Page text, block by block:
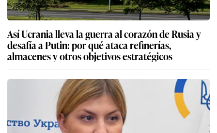
Así Ucrania lleva la guerra al corazón de Rusia y
desafía a Putin: por qué ataca refinerías,
almacenes y otros objetivos estratégicos